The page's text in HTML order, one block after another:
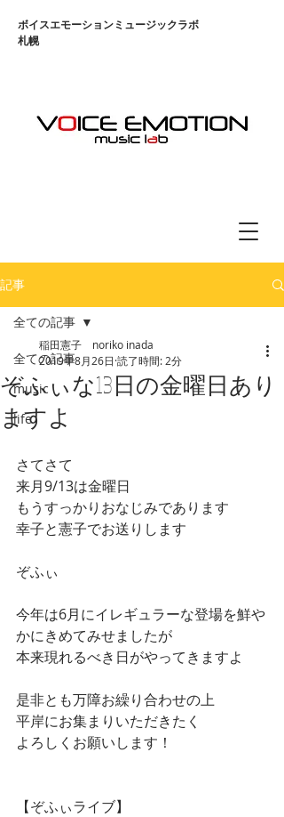
​ボイスエモーションミュージックラボ
札幌
記事
全ての記事
music
life
全ての記事
ぞふぃな13日の金曜日あり
ますよ
稲田憲子 noriko inada
2019年8月26日 読了時間: 2分
さてさて
来月9/13は金曜日
もうすっかりおなじみであります
幸子と憲子でお送りします
ぞふぃ
今年は6月にイレギュラーな登場を鮮や
かにきめてみせましたが
本来現れるべき日がやってきますよ
是非とも万障お繰り合わせの上
平岸にお集まりいただきたく
よろしくお願いします！
【ぞふぃライブ】